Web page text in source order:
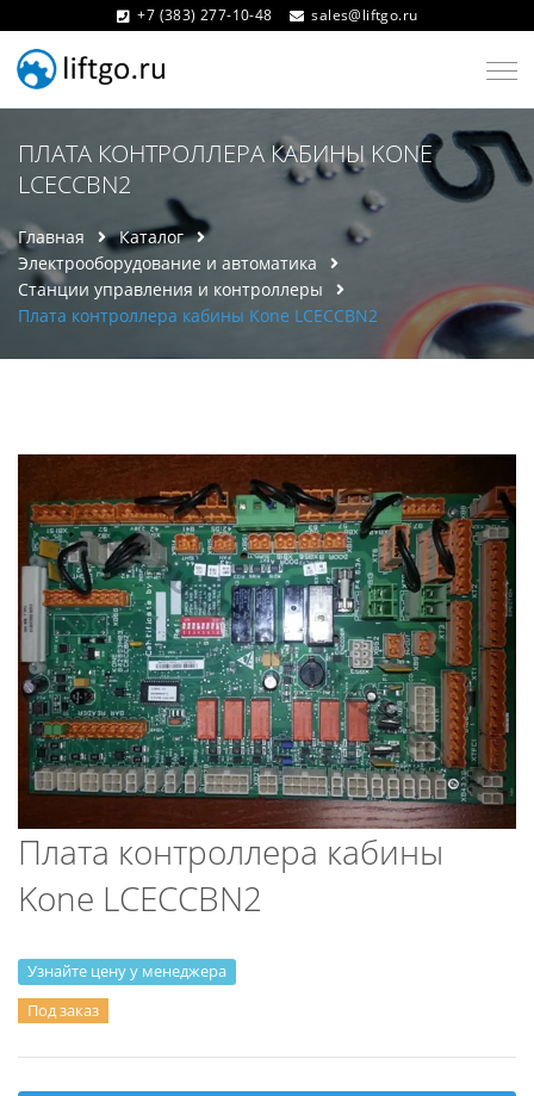
+7 (383) 277-10-48 sales@liftgo.ru
ПЛАТА КОНТРОЛЛЕРА КАБИНЫ KONE
LCECCBN2
Главная
Каталог
Электрооборудование и автоматика
Станции управления и контроллеры
Плата контроллера кабины Kone LCECCBN2
Плата контроллера кабины
Kone LCECCBN2
Узнайте цену у менеджера
Под заказ